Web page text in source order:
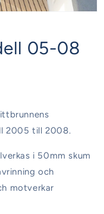
05-08
2005 till 2008.
i 50mm skum
och
motverkar